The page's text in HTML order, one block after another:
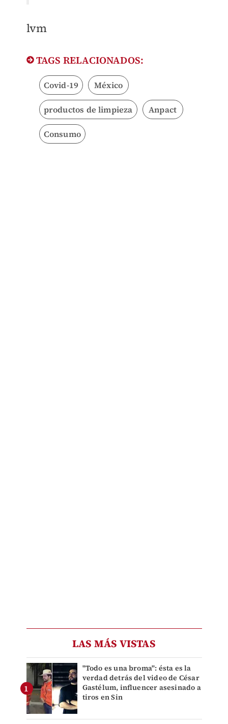
lvm
TAGS RELACIONADOS:
Covid-19 México
productos de limpieza Anpact
Consumo
LAS MÁS VISTAS
"Todo es una broma": ésta es la
verdad detrás del video de César
Gastélum, influencer asesinado a
tiros en Sin